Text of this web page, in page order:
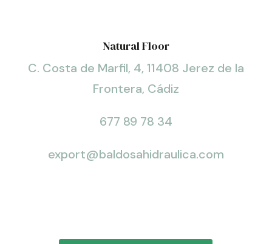
Natural Floor
C. Costa de Marfil, 4, 11408 Jerez de la
Frontera, Cádiz
677 89 78 34
export@baldosahidraulica.com